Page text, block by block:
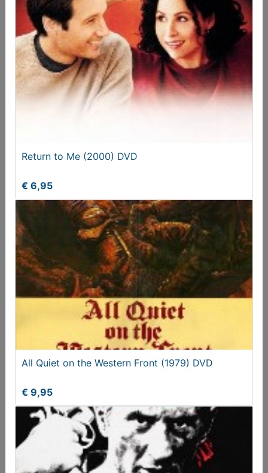
Blade Runner (1982) DVD
€ 9,95
Seven Years in Tibet (1997) DVD
€ 8,95
Saving Private Ryan (1998) DVD Special Limited
Edition US
Return to Me (2000) DVD
€ 6,95
All Quiet on the Western Front (1979) DVD
€ 9,95